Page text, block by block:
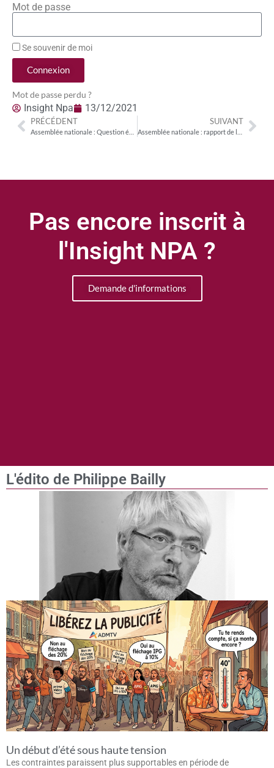
Mot de passe
Se souvenir de moi
Connexion
Mot de passe perdu ?
Insight Npa 13/12/2021
PRÉCÉDENT SUIVANT
Pas encore inscrit à
l'Insight NPA ?
Demande d'informations
L'édito de Philippe Bailly
Un début d’été sous haute tension
Les contraintes paraissent plus supportables en période de